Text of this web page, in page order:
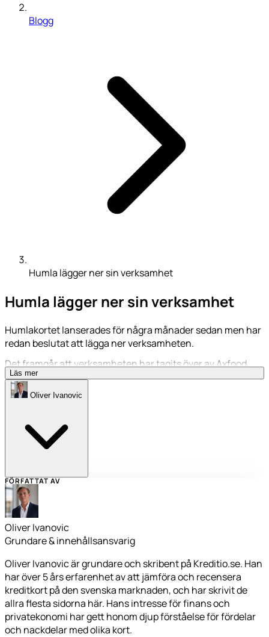
Blogg
Humla lägger ner sin verksamhet
Humla lägger ner sin verksamhet
Humlakortet lanserades för några månader sedan men har
redan beslutat att lägga ner verksamheten.
Det framgår att verksamheten har tagits över av Axfood
och kommer i ”dess nuvarande form avslutas”. Hur Axfood
kommer att utveckla kortet i framtiden framgår inte och
teknologin från Humla.
Läs mer
Oliver Ivanovic
FÖRFATTAT AV
Oliver Ivanovic
Grundare & innehållsansvarig
Oliver Ivanovic är grundare och skribent på Kreditio.se. Han
har över 5 års erfarenhet av att jämföra och recensera
kreditkort på den svenska marknaden, och har skrivit de
allra flesta sidorna här. Hans intresse för finans och
privatekonomi har gett honom djup förståelse för fördelar
och nackdelar med olika kort.